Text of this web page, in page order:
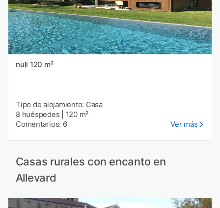
null 120 m²
Tipo de alojamiento: Casa
8 huéspedes
120 m²
Comentarios: 6
Ver más
Casas rurales con encanto en
Allevard